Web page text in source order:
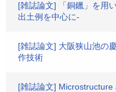
[雑誌論文] 「銅鑞」を用
出土例を中心に-
[雑誌論文] 大阪狭山池の
作技術
[雑誌論文]